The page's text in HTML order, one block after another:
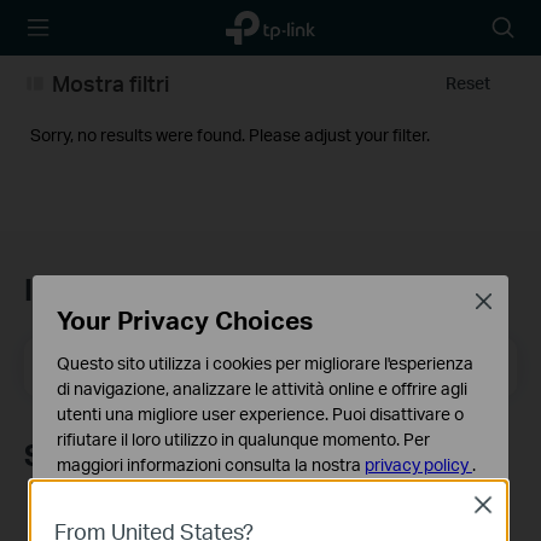
TP-Link,
Reliably
icon
Reset
Mostra filtri
Sorry, no results were found. Please adjust your filter.
Iscriviti alla newsletter
Indirizzo email Iscriviti
Seguici
From United States?
Close
Your Privacy Choices
Questo sito utilizza i cookies per migliorare l'esperienza
di navigazione, analizzare le attività online e offrire agli
utenti una migliore user experience. Puoi disattivare o
rifiutare il loro utilizzo in qualunque momento. Per
maggiori informazioni consulta la nostra privacy policy .
Questi cookies sono necessari per il corretto
Close